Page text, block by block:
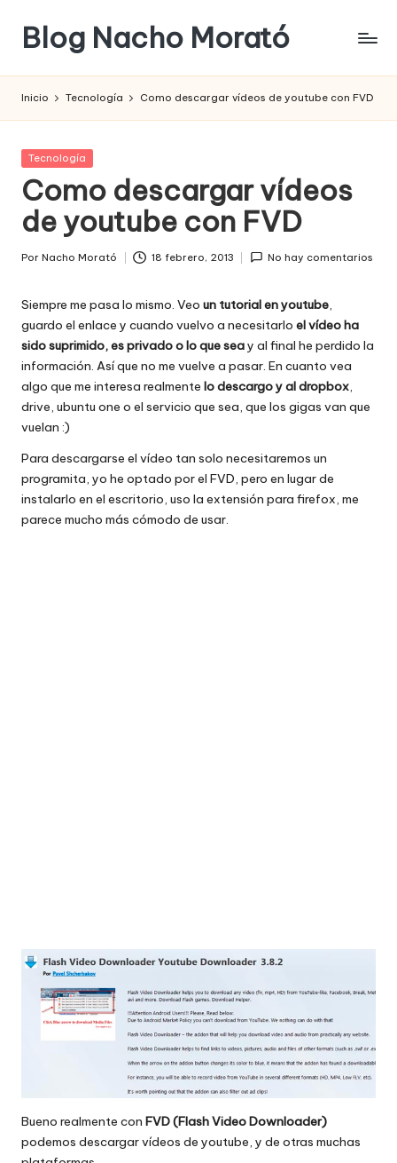
Saltar
contenido
Blog Nacho Morató
Inicio Tecnología Como descargar vídeos de youtube con FVD
Publicada
Tecnología
Como descargar vídeos
de youtube con FVD
Por Nacho Morató 18 febrero, 2013 No hay comentarios
Siempre me pasa lo mismo. Veo un tutorial en youtube,
guardo el enlace y cuando vuelvo a necesitarlo el vídeo ha
sido suprimido, es privado o lo que seay al final he perdido la
información. Así que no me vuelve a pasar. En cuanto vea
algo que me interesa realmente lo descargo y al dropbox,
drive, ubuntu one o el servicio que sea, que los gigas van que
vuelan :)
Para descargarse el vídeo tan solo necesitaremos un
programita, yo he optado por el FVD, pero en lugar de
instalarlo en el escritorio, uso la extensión para firefox, me
parece mucho más cómodo de usar.
Bueno realmente con FVD (Flash Video Downloader)
podemos descargar vídeos de youtube, y de otras muchas